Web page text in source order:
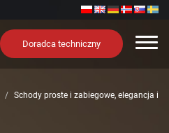
Doradca techniczny
Schody proste i zabiegowe, elegancja i